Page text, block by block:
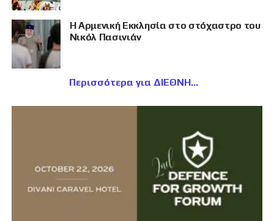
Η Αρμενική Εκκλησία στο στόχαστρο του
Νικόλ Πασινιάν
Περισσότερα για ΔΙΕΘΝΗ